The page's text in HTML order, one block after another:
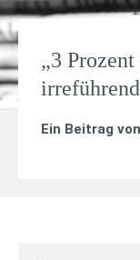
„3
Ein Beitrag von